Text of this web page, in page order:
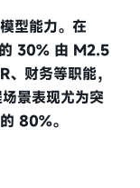
型能力。在
30% 由 M2.5
财务等职能，
景表现尤为突
80%。